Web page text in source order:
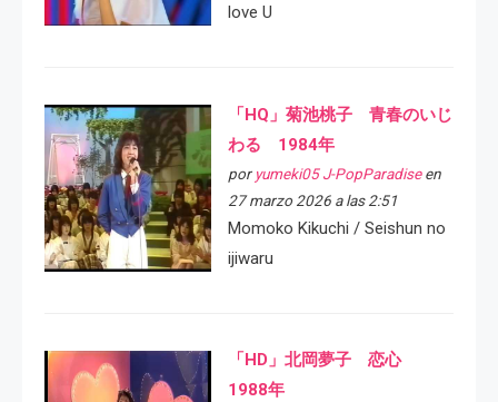
love U
「HQ」菊池桃子 青春のいじ
わる 1984年
por yumeki05 J-PopParadiseen
27 marzo 2026 a las 2:51
Momoko Kikuchi / Seishun no
ijiwaru
「HD」北岡夢子 恋心
1988年